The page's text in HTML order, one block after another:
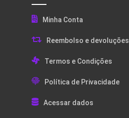
Minha Conta
Reembolso e devoluções
Termos e Condições
Política de Privacidade
Acessar dados